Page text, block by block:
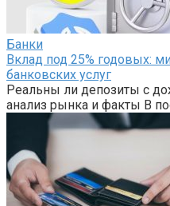
Банки
Вклад под 25% годовых:
банковских услуг
Реальны ли депозиты с
анализ рынка и факты В